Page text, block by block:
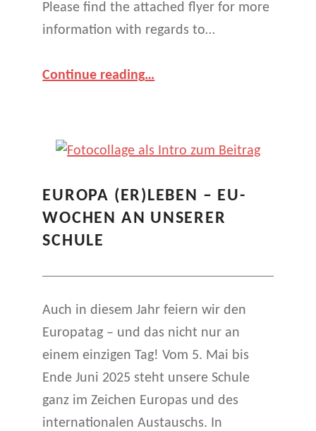
Please find the attached flyer for more
information with regards to…
Continue reading…
EUROPA (ER)LEBEN – EU-
WOCHEN AN UNSERER
SCHULE
Auch in diesem Jahr feiern wir den
Europatag – und das nicht nur an
einem einzigen Tag! Vom 5. Mai bis
Ende Juni 2025 steht unsere Schule
ganz im Zeichen Europas und des
internationalen Austauschs. In